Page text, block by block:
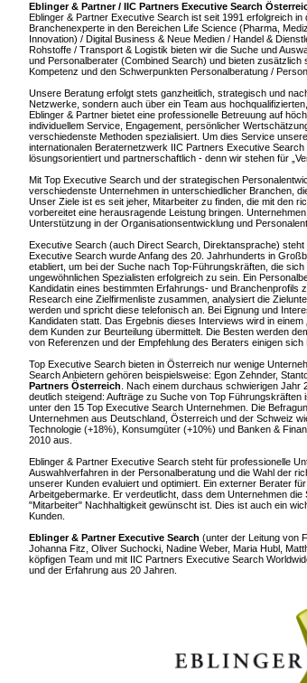
Eblinger & Partner / IIC Partners Executive Search
Eblinger & Partner Executive Search ist seit 1991 erfolgreich
Branchenexperte in den Bereichen Life Science (Pharma,
Innovation) / Digital Business & Neue Medien / Handel &
Rohstoffe / Transport & Logistik bieten wir die Suche und
und Personalberater (Combined Search) und bieten
Kompetenz und den Schwerpunkten Personalberatung /
Unsere Beratung erfolgt stets ganzheitlich, strategisch und
Netzwerke, sondern auch über ein Team aus
Eblinger & Partner bietet eine professionelle Betreuung auf
individuellem Service, Engagement, persönlicher
verschiedenste Methoden spezialisiert. Um dies Service
internationalen Beraternetzwerk IIC Partners Executive
lösungsorientiert und partnerschaftlich - denn wir stehen für
Mit Top Executive Search und der strategischen
verschiedenste Unternehmen in unterschiedlicher Branchen,
Unser Ziele ist es seit jeher, Mitarbeiter zu finden, die mit den
vorbereitet eine herausragende Leistung bringen.
Unterstützung in der Organisationsentwicklung und
Executive Search (auch Direct Search, Direktansprache)
Executive Search wurde Anfang des 20. Jahrhunderts in
etabliert, um bei der Suche nach Top-Führungskräften, die
ungewöhnlichen Spezialisten erfolgreich zu sein. Ein
Kandidatin eines bestimmten Erfahrungs- und
Research eine Zielfirmenliste zusammen, analysiert die
werden und spricht diese telefonisch an. Bei Eignung und
Kandidaten statt. Das Ergebnis dieses Interviews wird in
dem Kunden zur Beurteilung übermittelt. Die Besten werden
von Referenzen und der Empfehlung des Beraters einigen
Top Executive Search bieten in Österreich nur wenige
Search Anbietern gehören beispielsweise: Egon Zehnder,
Partners Österreich . Nach einem durchaus schwierigen
deutlich steigend: Aufträge zu Suche von Top
unter den 15 Top Executive Search Unternehmen. Die
Unternehmen aus Deutschland, Österreich und der Schweiz
Technologie (+18%), Konsumgüter (+10%) und Banken &
2010 aus.
Eblinger & Partner Executive Search steht für professionelle
Auswahlverfahren in der Personalberatung und die Wahl der
unserer Kunden evaluiert und optimiert. Ein externer Berater
Arbeitgebermarke. Er verdeutlicht, dass dem Unternehmen
"Mitarbeiter" Nachhaltigkeit gewünscht ist. Dies ist auch ein
Kunden.
Eblinger & Partner Executive Search (unter der Leitung von
Johanna Fitz, Oliver Suchocki, Nadine Weber, Maria Hubl,
köpfigen Team und mit IIC Partners Executive Search
und der Erfahrung aus 20 Jahren.